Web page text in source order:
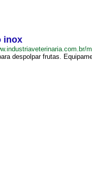
inox
despolpar frutas.